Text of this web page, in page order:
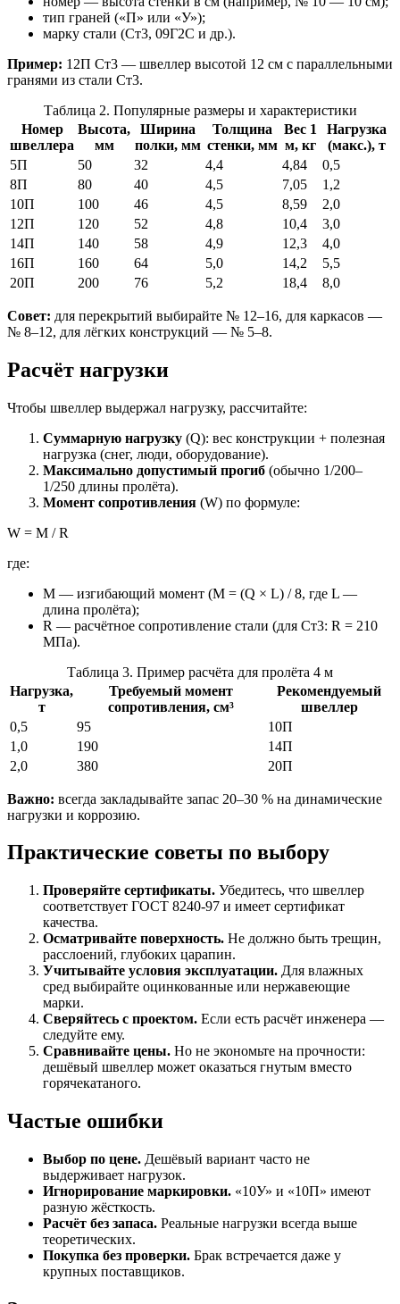
тип граней («П» или «У»);
марку стали (Ст3, 09Г2С и др.).
Пример: 12П Ст3 — швеллер высотой 12 см с параллельными
гранями из стали Ст3.
Таблица 2. Популярные размеры и характеристики
Номер
швеллера
Высота,
мм
Ширина
полки, мм
Толщина
стенки, мм
Вес 1
м, кг
Нагрузка
(макс.), т
5П
50 32 4,4 4,84
0,5
8П
80 40 4,5 7,05
1,2
10П
100 46 4,5 8,59
2,0
12П
120 52 4,8 10,4
3,0
14П
140 58 4,9 12,3
4,0
16П
160 64 5,0 14,2
5,5
20П
200 76 5,2 18,4 8,0
Совет: для перекрытий выбирайте № 12–16, для каркасов —
№ 8–12, для лёгких конструкций — № 5–8.
Расчёт нагрузки
Чтобы швеллер выдержал нагрузку, рассчитайте:
Суммарную нагрузку (Q): вес конструкции + полезная
нагрузка (снег, люди, оборудование).
Максимально допустимый прогиб (обычно 1/200–
1/250 длины пролёта).
Момент сопротивления (W) по формуле:
W = M / R
где:
M — изгибающий момент (M = (Q × L) / 8, где L —
длина пролёта);
R — расчётное сопротивление стали (для Ст3: R = 210
МПа).
Таблица 3. Пример расчёта для пролёта 4 м
Нагрузка,
т
Требуемый момент
сопротивления, см³
Рекомендуемый
швеллер
0,5
95
10П
1,0
190
14П
2,0
380 20П
Важно: всегда закладывайте запас 20–30 % на динамические
нагрузки и коррозию.
Практические советы по выбору
Проверяйте сертификаты. Убедитесь, что швеллер
соответствует ГОСТ 8240‑97 и имеет сертификат
качества.
Осматривайте поверхность. Не должно быть трещин,
расслоений, глубоких царапин.
Учитывайте условия эксплуатации. Для влажных
сред выбирайте оцинкованные или нержавеющие
марки.
Сверяйтесь с проектом. Если есть расчёт инженера —
следуйте ему.
Сравнивайте цены. Но не экономьте на прочности:
дешёвый швеллер может оказаться гнутым вместо
горячекатаного.
Частые ошибки
Выбор по цене. Дешёвый вариант часто не
выдерживает нагрузок.
Игнорирование маркировки. «10У» и «10П» имеют
разную жёсткость.
Расчёт без запаса. Реальные нагрузки всегда выше
теоретических.
Покупка без проверки. Брак встречается даже у
крупных поставщиков.